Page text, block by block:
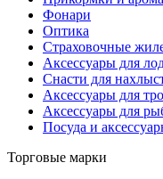
Фонари
Оптика
Страховочные
Аксессуары для
Снасти для
Аксессуары для
Аксессуары для
Посуда и
Торговые марки